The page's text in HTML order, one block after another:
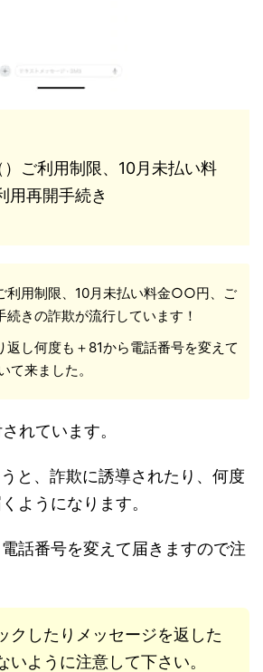
ご利用制限、10月未払い料
用再開手続き
利用制限、10月未払い料金○○円、ご
続きの詐欺が流行しています！
返し何度も＋81から電話番号を変えて
て来ました。
れています。
と、詐欺に誘導されたり、何度
ようになります。
話番号を変えて届きますので注
クしたりメッセージを返した
いように注意して下さい。